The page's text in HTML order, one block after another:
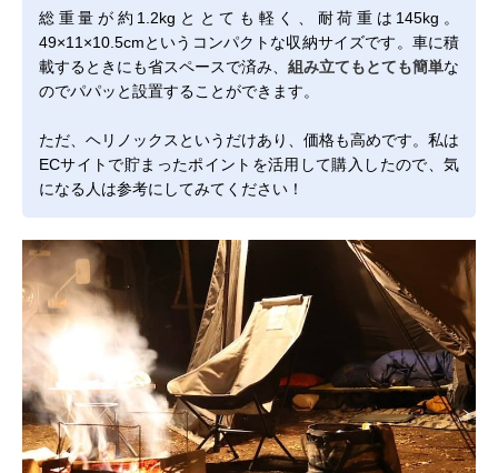
総重量が約1.2kgととても軽く、耐荷重は145kg。
49×11×10.5cmというコンパクトな収納サイズです。車に積
載するときにも省スペースで済み、 組み立てもとても簡単な
のでパパッと設置することができます。
ただ、ヘリノックスというだけあり、価格も高めです。私は
ECサイトで貯まったポイントを活用して購入したので、気
になる人は参考にしてみてください！